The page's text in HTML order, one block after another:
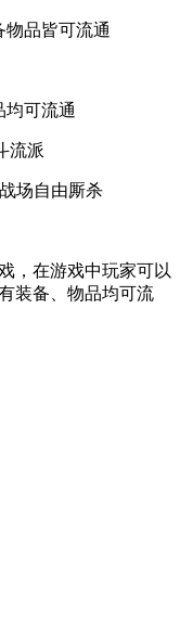
品皆可流通
均可流通
流派
场自由厮杀
，在游戏中玩家可以
装备、物品均可流